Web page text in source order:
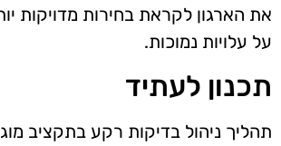
את הארגון לקראת בחירות מדויקות
על עלויות נמוכות.
תכנון לעתיד
תהליך ניהול בדיקות רקע בתקציב